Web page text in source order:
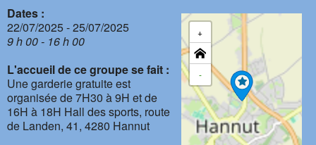
+
-
Dates :
22/07/2025 - 25/07/2025
9 h 00 - 16 h 00
L'accueil de ce groupe se fait :
Une garderie gratuite est
organisée de 7H30 à 9H et de
16H à 18H Hall des sports, route
de Landen, 41, 4280 Hannut